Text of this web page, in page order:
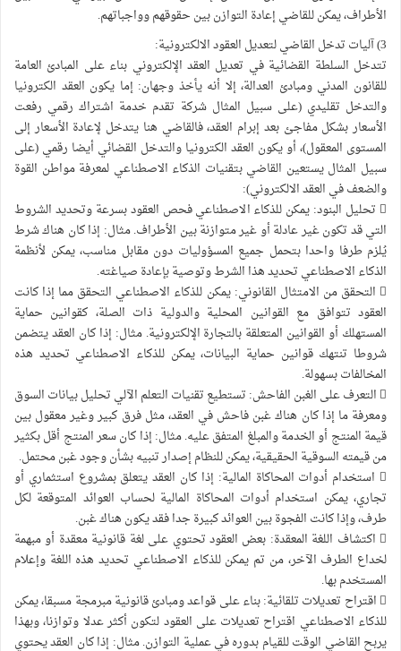
الأطراف، يمكن للقاضي إعادة التوازن بين حقوقهم وواجباتهم.
3) آليات تدخل القاضي لتعديل العقود الالكترونية:
تتدخل السلطة القضائية في تعديل العقد الإلكتروني بناء على المبادئ العامة
للقانون المدني ومبادئ العدالة، إلا أنه يأخذ وجهان: إما يكون العقد الكترونيا
والتدخل تقليدي (على سبيل المثال شركة تقدم خدمة اشتراك رقمي رفعت
الأسعار بشكل مفاجئ بعد إبرام العقد، فالقاضي هنا يتدخل لإعادة الأسعار إلى
المستوى المعقول)، أو يكون العقد الكترونيا والتدخل القضائي أيضا رقمي (على
سبيل المثال يستعين القاضي بتقنيات الذكاء الاصطناعي لمعرفة مواطن القوة
والضعف في العقد الالكتروني):
 تحليل البنود: يمكن للذكاء الاصطناعي فحص العقود بسرعة وتحديد الشروط
التي قد تكون غير عادلة أو غير متوازنة بين الأطراف. مثال: إذا كان هناك شرط
يُلزم طرفا واحدا بتحمل جميع المسؤوليات دون مقابل مناسب، يمكن لأنظمة
الذكاء الاصطناعي تحديد هذا الشرط وتوصية بإعادة صياغته.
 التحقق من الامتثال القانوني: يمكن للذكاء الاصطناعي التحقق مما إذا كانت
العقود تتوافق مع القوانين المحلية والدولية ذات الصلة، كقوانين حماية
المستهلك أو القوانين المتعلقة بالتجارة الإلكترونية. مثال: إذا كان العقد يتضمن
شروطا تنتهك قوانين حماية البيانات، يمكن للذكاء الاصطناعي تحديد هذه
المخالفات بسهولة.
 التعرف على الغبن الفاحش: تستطيع تقنيات التعلم الآلي تحليل بيانات السوق
ومعرفة ما إذا كان هناك غبن فاحش في العقد، مثل فرق كبير وغير معقول بين
قيمة المنتج أو الخدمة والمبلغ المتفق عليه. مثال: إذا كان سعر المنتج أقل بكثير
من قيمته السوقية الحقيقية، يمكن للنظام إصدار تنبيه بشأن وجود غبن محتمل.
 استخدام أدوات المحاكاة المالية: إذا كان العقد يتعلق بمشروع استثماري أو
تجاري، يمكن استخدام أدوات المحاكاة المالية لحساب العوائد المتوقعة لكل
طرف، وإذا كانت الفجوة بين العوائد كبيرة جدا فقد يكون هناك غبن.
 اكتشاف اللغة المعقدة: بعض العقود تحتوي على لغة قانونية معقدة أو مبهمة
لخداع الطرف الآخر، من تم يمكن للذكاء الاصطناعي تحديد هذه اللغة وإعلام
المستخدم بها.
 اقتراح تعديلات تلقائية: بناء على قواعد ومبادئ قانونية مبرمجة مسبقا، يمكن
للذكاء الاصطناعي اقتراح تعديلات على العقود لتكون أكثر عدلا وتوازنا، وبهذا
يربح القاضي الوقت للقيام بدوره في عملية التوازن. مثال: إذا كان العقد يحتوي